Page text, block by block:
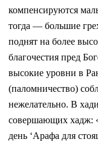
компенсируются
тогда — большие
поднят на более
благочестия пред
высокие уровни в
(паломничество)
нежелательно. В
совершающих хадж:
день ‘Арафа для